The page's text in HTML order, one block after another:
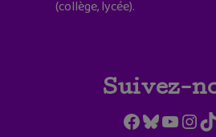
(collège, lycée).
Suivez-
Facebook
Bluesky